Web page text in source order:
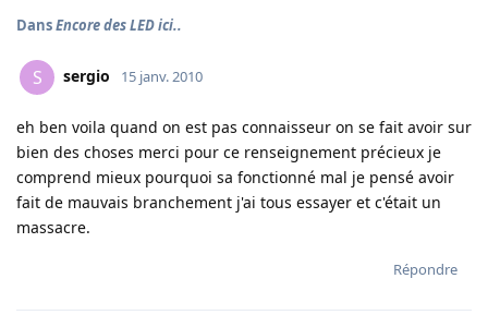
DansEncore des LED ici..
S sergio 15 janv. 2010
eh ben voila quand on est pas connaisseur on se fait avoir sur
bien des choses merci pour ce renseignement précieux je
comprend mieux pourquoi sa fonctionné mal je pensé avoir
fait de mauvais branchement j'ai tous essayer et c'était un
massacre.
Répondre